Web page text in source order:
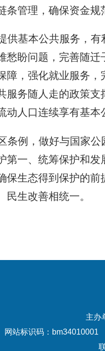
管理，确保资金规
供基本公共服务，
愁盼问题，完善随
障，强化就业服务
服务随人走的政策
人口连续享有基本
条例，做好与国家
第一、统筹保护和
保生态得到保护的
生改善相统一。
主办
网站标识码：bm34010001